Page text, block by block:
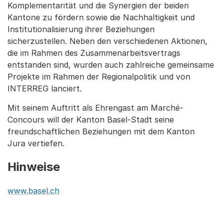
Komplementarität und die Synergien der beiden
Kantone zu fördern sowie die Nachhaltigkeit und
Institutionalisierung ihrer Beziehungen
sicherzustellen. Neben den verschiedenen Aktionen,
die im Rahmen des Zusammenarbeitsvertrags
entstanden sind, wurden auch zahlreiche gemeinsame
Projekte im Rahmen der Regionalpolitik und von
INTERREG lanciert.
Mit seinem Auftritt als Ehrengast am Marché-
Concours will der Kanton Basel-Stadt seine
freundschaftlichen Beziehungen mit dem Kanton
Jura vertiefen.
Hinweise
www.basel.ch